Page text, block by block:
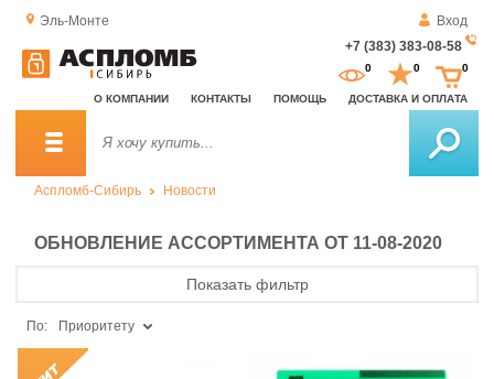
Эль-Монте
Вход
+7 (383) 383-08-58
О КОМПАНИИ КОНТАКТЫ ПОМОЩЬ ДОСТАВКА И ОПЛАТА
0 0 0
Аспломб-Сибирь Новости
ОБНОВЛЕНИЕ АССОРТИМЕНТА ОТ 11-08-2020
Показать фильтр
По: Приоритету